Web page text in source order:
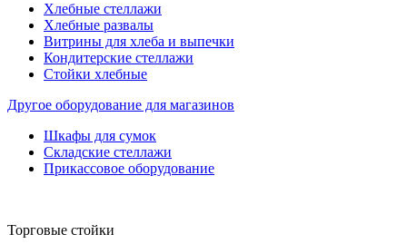
Хлебные стеллажи
Хлебные развалы
Витрины для хлеба и выпечки
Кондитерские стеллажи
Стойки хлебные
Другое оборудование для магазинов
Шкафы для сумок
Складские стеллажи
Прикассовое оборудование
Торговые стойки